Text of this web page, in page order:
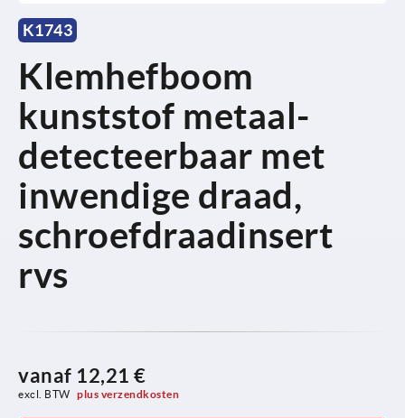
K1743
Klemhefboom
kunststof metaal-
detecteerbaar met
inwendige draad,
schroefdraadinsert
rvs
vanaf 12,21 €
excl. BTW plus verzendkosten